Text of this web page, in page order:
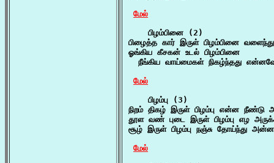
மேல்
    பிழம்பினை (2)
பிழைத்த கார் இருள் பிழம்பினை
ஓங்கிய கீசகன் உடல் பிழம்பினை
நீங்கிய வாய்மைகள் நிகழ்ந்தது
மேல்
    பிழம்பு (3)
நிறம் திகழ் இருள் பிழம்பு என்ன நீண்டு
தூள வண் புடை இருள் பிழம்பு எழ
சூழ் இருள் பிழம்பு நஞ்சு தோய்ந்து
மேல்